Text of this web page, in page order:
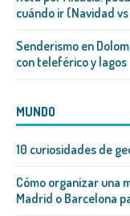
cuándo ir (Navidad
Senderismo en
con teleférico y lagos
MUNDO
10 curiosidades de
Cómo organizar una
Madrid o Barcelona